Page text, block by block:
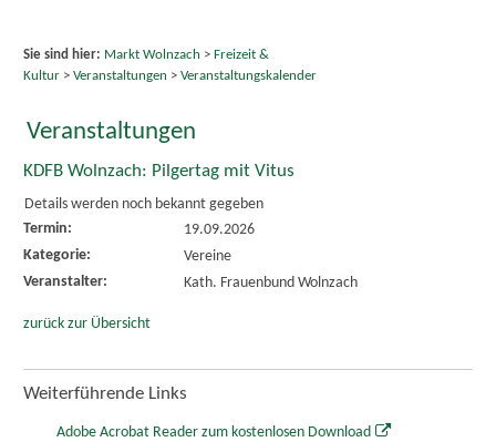
Sie sind hier: Markt Wolnzach > Freizeit &
Kultur> Veranstaltungen > Veranstaltungskalender
Veranstaltungen
KDFB Wolnzach: Pilgertag mit Vitus
Details werden noch bekannt gegeben
Termin:
19.09.2026
Kategorie:
Vereine
Veranstalter:
Kath. Frauenbund Wolnzach
zurück zur Übersicht
Weiterführende Links
Adobe Acrobat Reader zum kostenlosen Download